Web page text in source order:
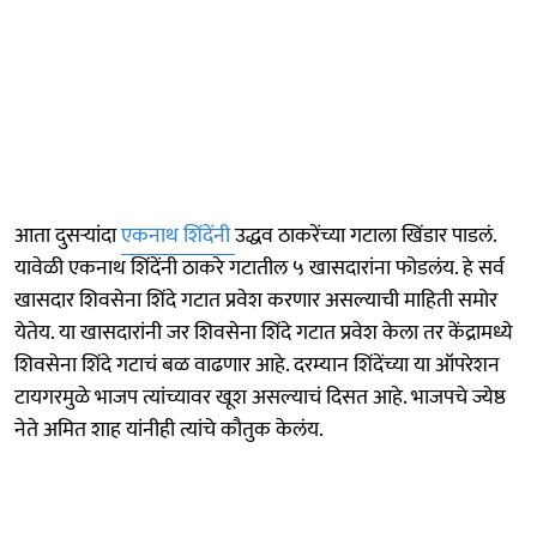
आता दुसऱ्यांदाएकनाथ शिंदेंनीउद्धव ठाकरेंच्या गटाला खिंडार पाडलं.
यावेळी एकनाथ शिंदेंनी ठाकरे गटातील ५ खासदारांना फोडलंय. हे सर्व
खासदार शिवसेना शिंदे गटात प्रवेश करणार असल्याची माहिती समोर
येतेय. या खासदारांनी जर शिवसेना शिंदे गटात प्रवेश केला तर केंद्रामध्ये
शिवसेना शिंदे गटाचं बळ वाढणार आहे. दरम्यान शिंदेंच्या या ऑपरेशन
टायगरमुळे भाजप त्यांच्यावर खूश असल्याचं दिसत आहे. भाजपचे ज्येष्ठ
नेते अमित शाह यांनीही त्यांचे कौतुक केलंय.